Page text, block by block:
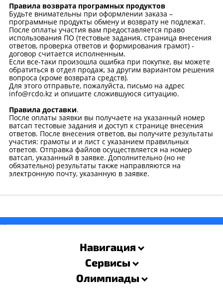
Правила возврата програмных продуктов
Будьте внимательны при оформлении заказа –
программные продукты обмену и возврату не подлежат.
После оплаты участия вам предоставляется право
использования ПО (тестовые задания, страница внесения
ответов, проверка ответов и формирования грамот) -
договор считается исполненным.
Если все-таки произошла ошибка при покупке, вы можете
обратиться в отдел продаж, за другим вариантом решения
вопроса (кроме возврата средств).
Для этого отправьте, пожалуйста, письмо на адрес
info@rcdo.kz и опишите сложившуюся ситуацию.
Правила доставки.
После оплаты заявки вы получаете на указанный номер
ватсап тестовые задания и доступ к странице внесения
ответов. После внесения ответов, вы получите результаты
участия: грамоты и и лист с указанием правильных
ответов. Отправка файлов осуществляется на номер
ватсап, указанный в заявке. Дополнительно (но не
обязательно) результаты также направляются на
электронную почту, указанную в заявке.
Навигация
Сервисы
Олимпиады